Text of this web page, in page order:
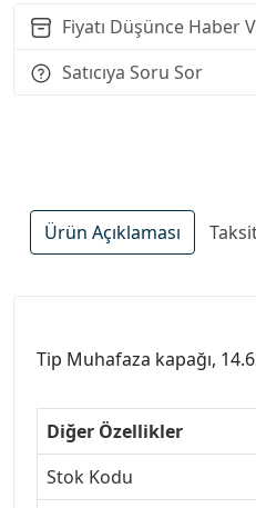
Fiyatı Düşünce Haber
Satıcıya Soru Sor
Ürün Açıklaması
Tip Muhafaza kapağı,
Diğer Özellikler
Stok Kodu